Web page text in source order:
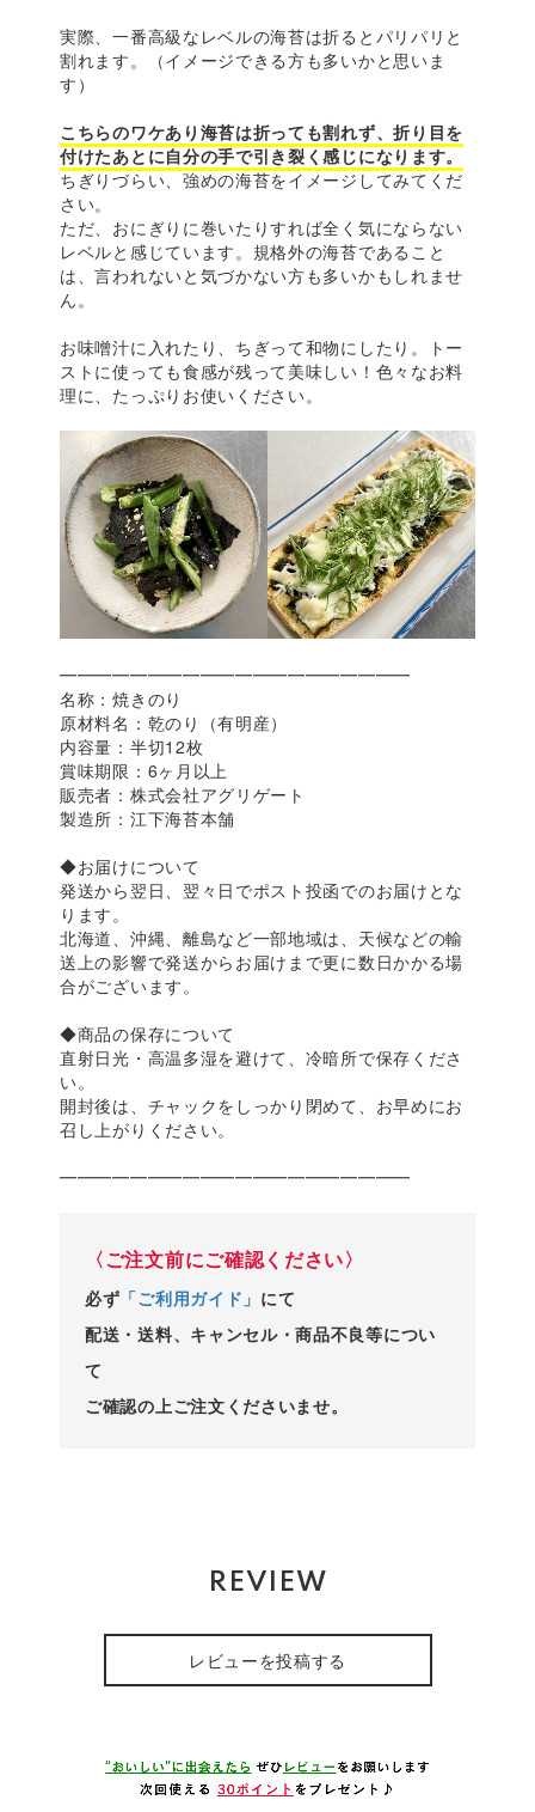
実際、一番高級なレベルの海苔は折るとパリパリと
割れます。（イメージできる方も多いかと思いま
す）
こちらのワケあり海苔は折っても割れず、折り目を
付けたあとに自分の手で引き裂く感じになります。
ちぎりづらい、強めの海苔をイメージしてみてくだ
さい。
ただ、おにぎりに巻いたりすれば全く気にならない
レベルと感じています。規格外の海苔であること
は、言われないと気づかない方も多いかもしれませ
ん。
お味噌汁に入れたり、ちぎって和物にしたり。トー
ストに使っても食感が残って美味しい！色々なお料
理に、たっぷりお使いください。
━━━━━━━━━━━━━━━━━━━━
名称：焼きのり
原材料名：乾のり（有明産）
内容量：半切12枚
賞味期限：6ヶ月以上
販売者：株式会社アグリゲート
製造所：江下海苔本舗
◆お届けについて
発送から翌日、翌々日でポスト投函でのお届けとな
ります。
北海道、沖縄、離島など一部地域は、天候などの輸
送上の影響で発送からお届けまで更に数日かかる場
合がございます。
◆商品の保存について
直射日光・高温多湿を避けて、冷暗所で保存くださ
い。
開封後は、チャックをしっかり閉めて、お早めにお
召し上がりください。
━━━━━━━━━━━━━━━━━━━━
〈ご注文前にご確認ください〉
必ず 「ご利用ガイド」 にて
配送・送料、キャンセル・商品不良等につい
て
ご確認の上ご注文くださいませ。
REVIEW
レビューを投稿する